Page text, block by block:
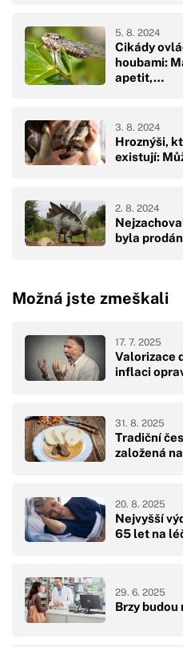
Cikády
houbami:
apetit,…
5. 8. 2024
Hroznýši,
existují:
3. 8. 2024
byla
2. 8. 2024
Možná jste zmeškali
Valorizace
inflaci
17. 7. 2025
Tradiční
založená
31. 8. 2025
Nejvyšší
65 let na
20. 8. 2025
Brzy
29. 6. 2025